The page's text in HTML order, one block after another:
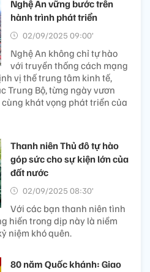
Nghệ An vững bước trên
hành trình phát triển
02/09/2025 09:00’
Nghệ An không chỉ tự hào
với truyền thống cách mạng
vị thế trung tâm kinh tế,
Trung Bộ, từng ngày vươn
khát vọng phát triển của
Thanh niên Thủ đô tự hào
góp sức cho sự kiện lớn của
đất nước
02/09/2025 08:30’
Với các bạn thanh niên tình
hiến trong dịp này là niềm
niệm khó quên.
80 năm Quốc khánh: Giao